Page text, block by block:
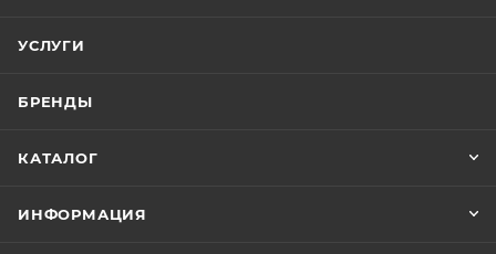
УСЛУГИ
БРЕНДЫ
КАТАЛОГ
ИНФОРМАЦИЯ